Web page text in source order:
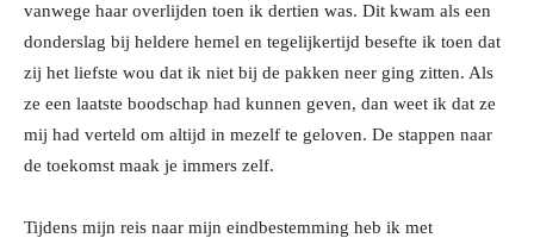
vanwege haar overlijden toen ik dertien was. Dit kwam als een
donderslag bij heldere hemel en tegelijkertijd besefte ik toen dat
zij het liefste wou dat ik niet bij de pakken neer ging zitten. Als
ze een laatste boodschap had kunnen geven, dan weet ik dat ze
mij had verteld om altijd in mezelf te geloven. De stappen naar
de toekomst maak je immers zelf.
Tijdens mijn reis naar mijn eindbestemming heb ik met